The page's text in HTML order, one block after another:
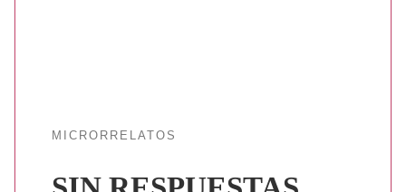
MICRORRELATOS